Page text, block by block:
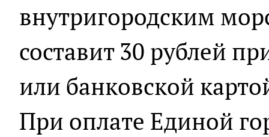
внутригородским
составит 30 рублей
или банковской
При оплате Единой